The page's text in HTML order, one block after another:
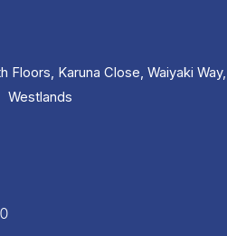
Floors, Karuna Close, Waiyaki Way,
Westlands